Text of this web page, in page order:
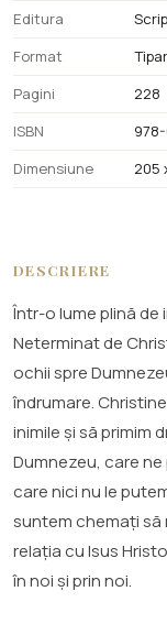
Editura
Format
Pagini
228
ISBN
Dimensiune
205
DESCRIERE
Într-o lume plină
Neterminat de
ochii spre
îndrumare.
inimile și să primim
Dumnezeu, care
care nici nu le
suntem chemați să
relația cu Isus
în noi și prin noi.